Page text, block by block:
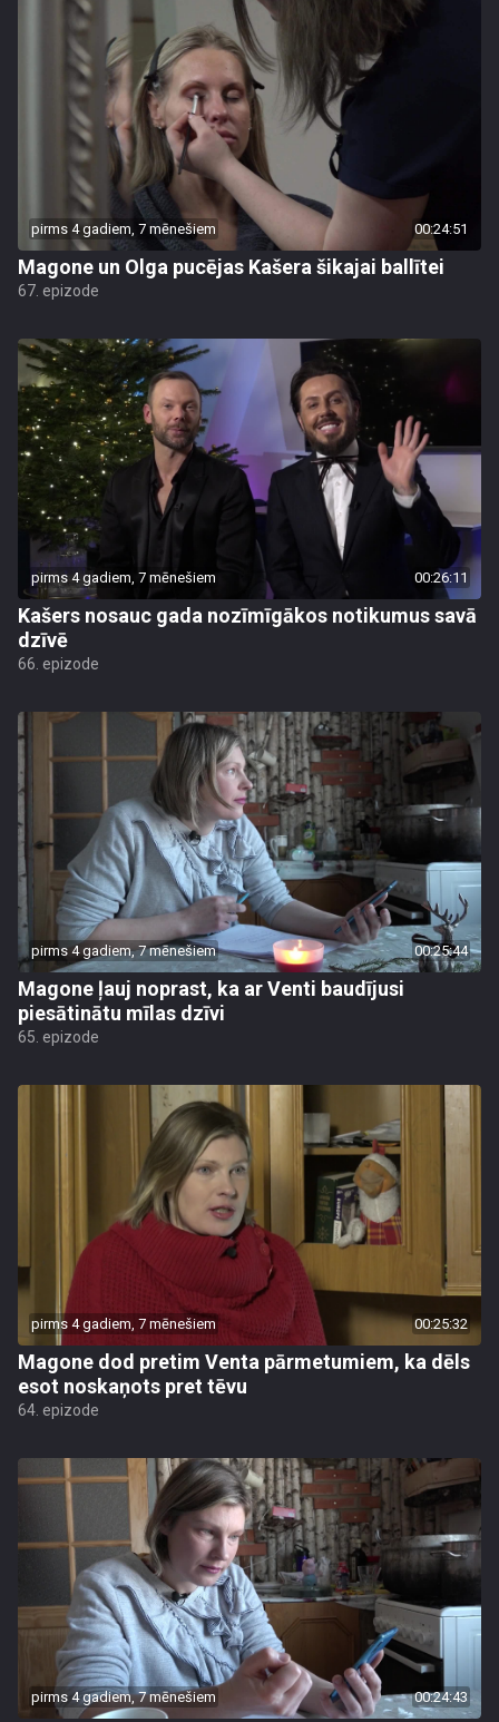
pirms 4 gadiem, 7 mēnešiem 00:24:51
Magone un Olga pucējas Kašera šikajai ballītei
67. epizode
pirms 4 gadiem, 7 mēnešiem 00:26:11
Kašers nosauc gada nozīmīgākos notikumus savā
dzīvē
66. epizode
pirms 4 gadiem, 7 mēnešiem 00:25:44
Magone ļauj noprast, ka ar Venti baudījusi
piesātinātu mīlas dzīvi
65. epizode
pirms 4 gadiem, 7 mēnešiem 00:25:32
Magone dod pretim Venta pārmetumiem, ka dēls
esot noskaņots pret tēvu
64. epizode
pirms 4 gadiem, 7 mēnešiem 00:24:43